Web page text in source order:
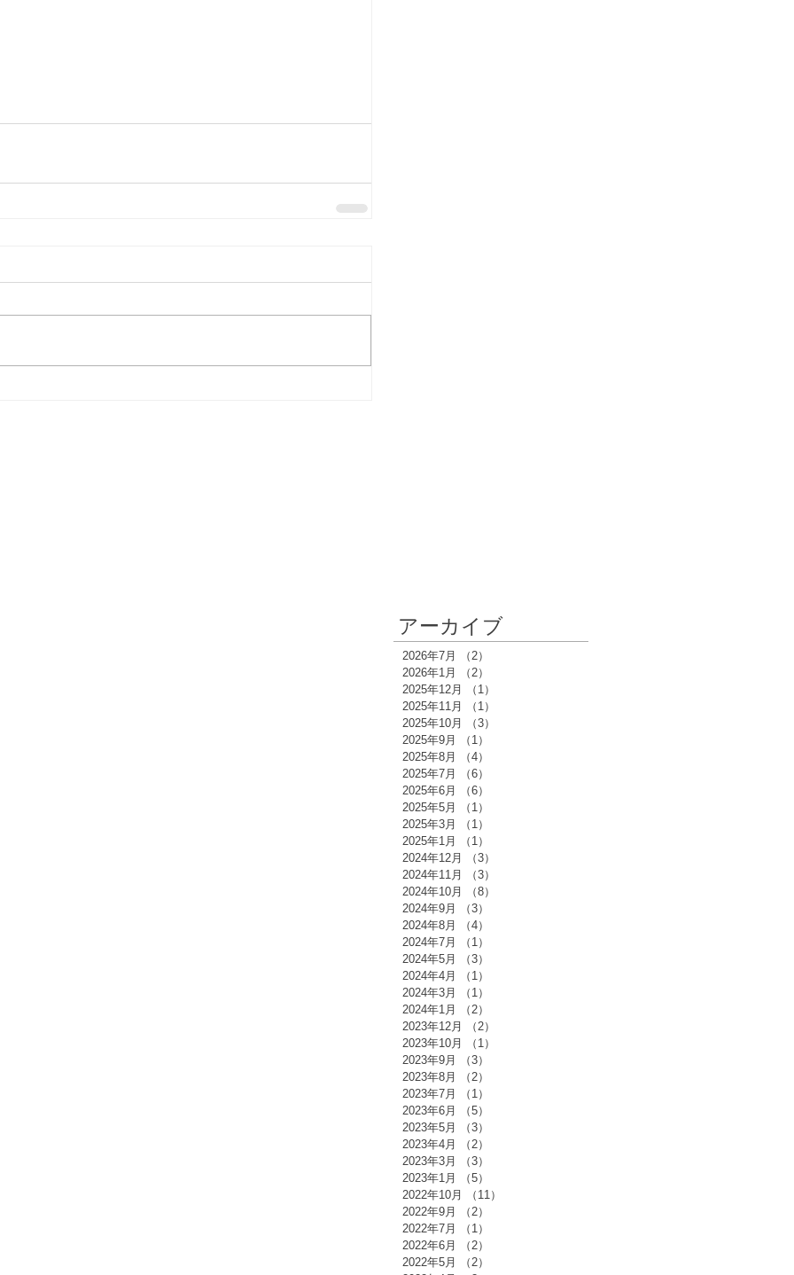
アーカイブ
2026年7月 （2）
2026年1月
（2）
2025年12月
（1）
2025年11月
（1）
2025年10月
（3）
2025年9月
（1）
2025年8月
（4）
2025年7月
（6）
2025年6月
（6）
2025年5月
（1）
2025年3月
（1）
2025年1月
（1）
2024年12月
（3）
2024年11月
（3）
2024年10月
（8）
2024年9月
（3）
2024年8月
（4）
2024年7月
（1）
2024年5月
（3）
2024年4月
（1）
2024年3月
（1）
2024年1月
（2）
2023年12月
（2）
2023年10月
（1）
2023年9月
（3）
2023年8月
（2）
2023年7月
（1）
2023年6月
（5）
2023年5月
（3）
2023年4月
（2）
2023年3月
（3）
2023年1月
（5）
2022年10月
（11）
2022年9月
（2）
2022年7月
（1）
2022年6月
（2）
2022年5月
（2）